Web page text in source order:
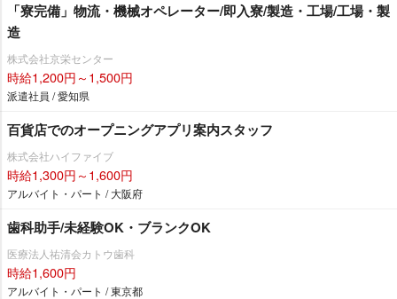
「寮完備」物流・機械オペレーター/即入寮/製造・工場/工場・製
造
株式会社京栄センター
時給1,200円～1,500円
派遣社員 / 愛知県
百貨店でのオープニングアプリ案内スタッフ
株式会社ハイファイブ
時給1,300円～1,600円
アルバイト・パート / 大阪府
歯科助手/未経験OK・ブランクOK
医療法人祐清会カトウ歯科
時給1,600円
アルバイト・パート / 東京都